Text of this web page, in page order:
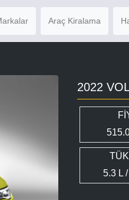
Araç Kiralama
2022
5.3 L